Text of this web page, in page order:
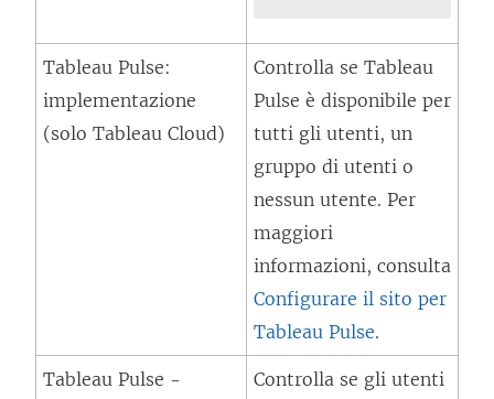
)
n
t
o
e
a
e
Tableau Pulse:
implementazione
(solo Tableau Cloud)
Controlla se Tableau
Pulse è disponibile per
tutti gli utenti, un
gruppo di utenti o
nessun utente. Per
maggiori
informazioni, consulta
Configurare il sito per
Tableau Pulse.
Tableau Pulse -
Controlla se gli utenti